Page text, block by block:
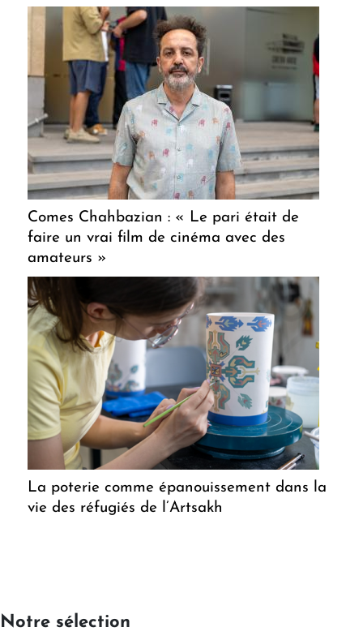
Comes Chahbazian : « Le pari était de
faire un vrai film de cinéma avec des
amateurs »
La poterie comme épanouissement dans la
vie des réfugiés de l’Artsakh
Notre sélection